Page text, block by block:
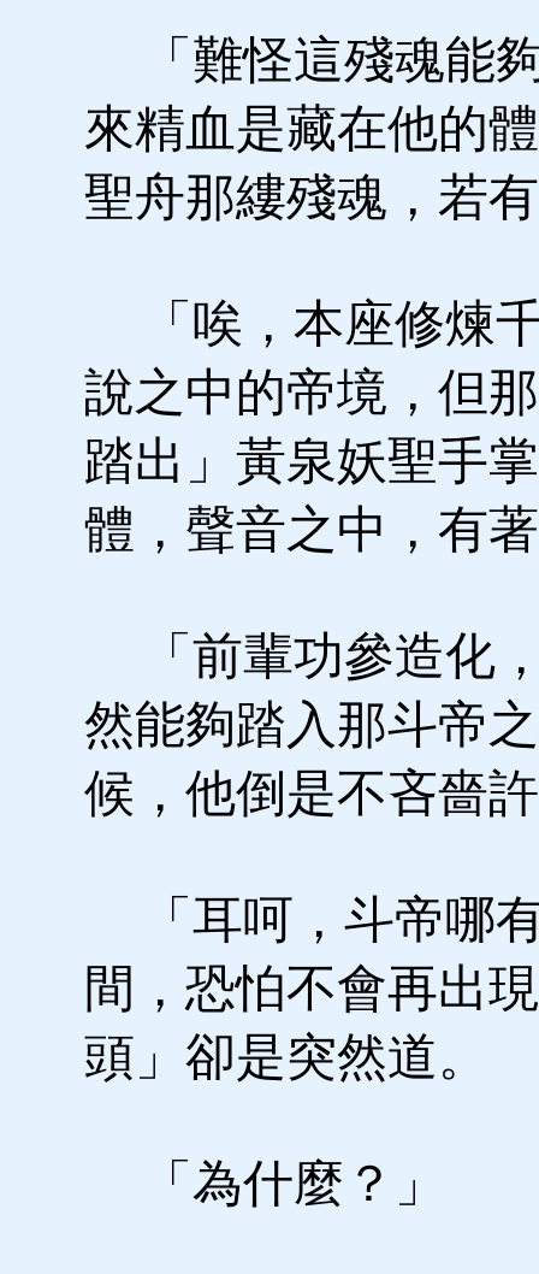
「難怪這殘魂能
來精血是藏在他的
聖舟那縷殘魂，若
「唉，本座修煉
說之中的帝境，但
踏出」黃泉妖聖手
體，聲音之中，有
「前輩功參造化
然能夠踏入那斗帝
候，他倒是不吝嗇
「耳呵，斗帝哪
間，恐怕不會再出
頭」卻是突然道。
「為什麼？」